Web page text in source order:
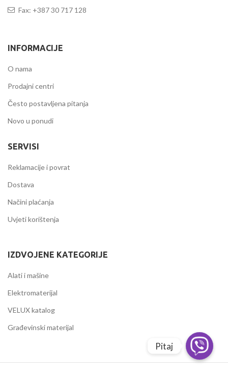
Fax: +387 30 717 128
INFORMACIJE
O nama
Prodajni centri
Često postavljena pitanja
Novo u ponudi
SERVISI
Reklamacije i povrat
Dostava
Načini plaćanja
Uvjeti korištenja
IZDVOJENE KATEGORIJE
Alati i mašine
Elektromaterijal
VELUX katalog
Građevinski materijal
Pitaj